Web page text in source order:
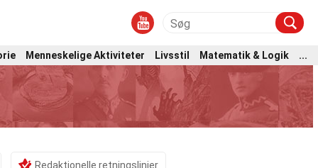
Menneskelige Aktiviteter Livsstil Matematik & Logik ...
Redaktionelle retningslinjer